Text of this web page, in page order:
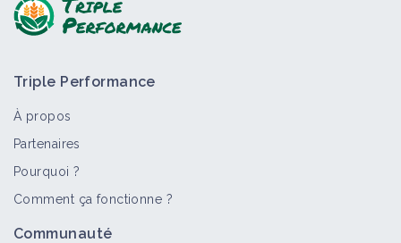
Triple Performance
À propos
Partenaires
Pourquoi ?
Comment ça fonctionne ?
Communauté